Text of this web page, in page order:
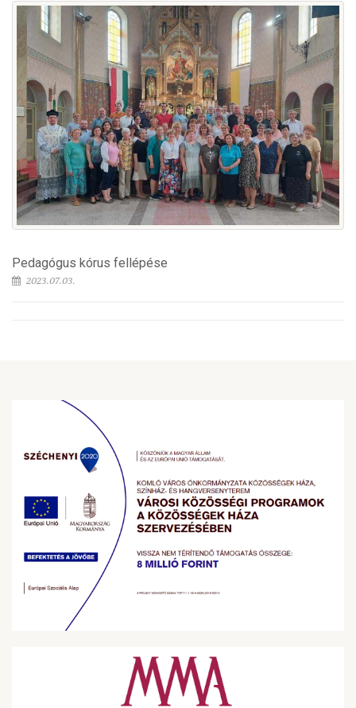
Pedagógus kórus fellépése
2023.07.03.